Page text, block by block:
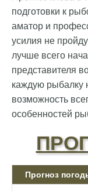
подготовки к
аматор и
усилия не
лучше всего
представителя
каждую рыбалку
возможность
особенностей
Прогноз